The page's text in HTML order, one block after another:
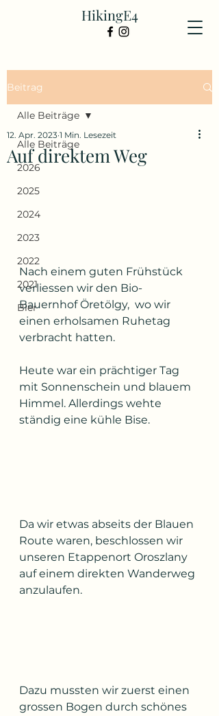
HikingE4
Beitrag
Alle Beiträge
2026
2025
2024
2023
2022
2021
Bier
Alle Beiträge
Auf direktem Weg
12. Apr. 2023 1 Min. Lesezeit
Nach einem guten Frühstück
verliessen wir den Bio-
Bauernhof Öretölgy,  wo wir
einen erholsamen Ruhetag
verbracht hatten.
Heute war ein prächtiger Tag
mit Sonnenschein und blauem
Himmel. Allerdings wehte
ständig eine kühle Bise.
Da wir etwas abseits der Blauen
Route waren, beschlossen wir
unseren Etappenort Oroszlany
auf einem direkten Wanderweg
anzulaufen.
Dazu mussten wir zuerst einen
grossen Bogen durch schönes